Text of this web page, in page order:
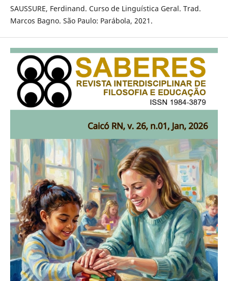
SAUSSURE, Ferdinand. Curso de Linguística Geral. Trad.
Marcos Bagno. São Paulo: Parábola, 2021.